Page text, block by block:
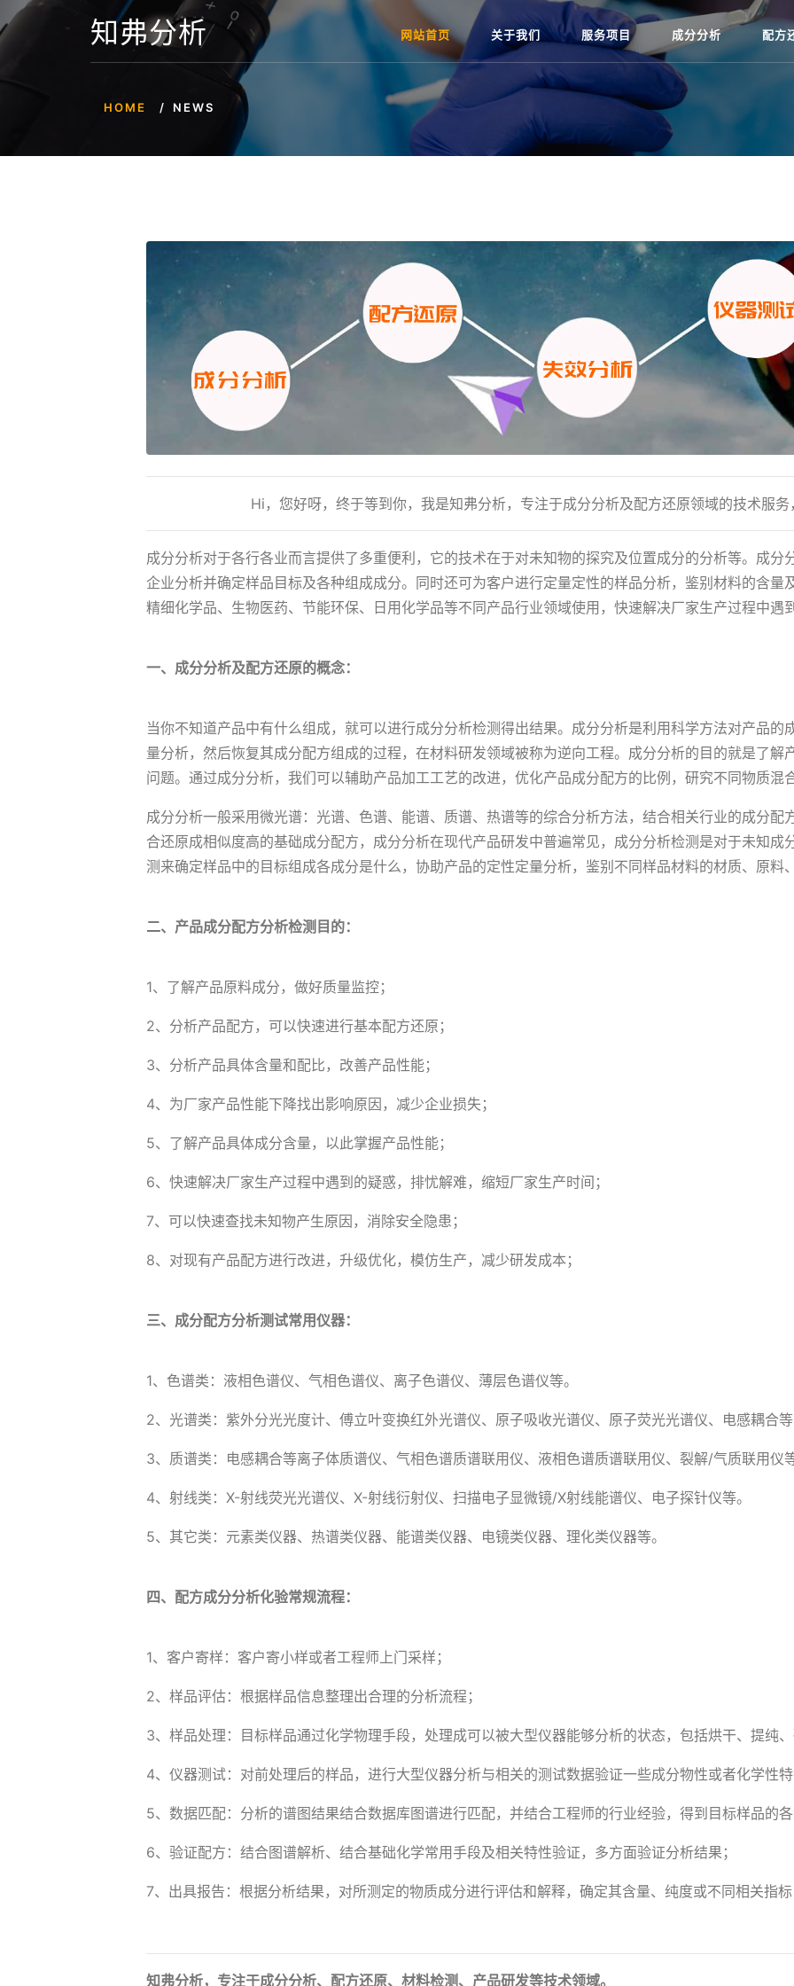
知弗分析 网站首页 关于我们 服务项目 成分分析 配方
HOME NEWS
Hi，您好呀，终于等到你，我是知弗分析，专注于成分分析及配方还原领域的技术服
成分分析对于各行各业而言提供了多重便利，它的技术在于对未知物的探究及位置成分的分析等。成分
企业分析并确定样品目标及各种组成成分。同时还可为客户进行定量定性的样品分析，鉴别材料的含量
精细化学品、生物医药、节能环保、日用化学品等不同产品行业领域使用，快速解决厂家生产过程中遇
一、成分分析及配方还原的概念：
当你不知道产品中有什么组成，就可以进行成分分析检测得出结果。成分分析是利用科学方法对产品的
量分析，然后恢复其成分配方组成的过程，在材料研发领域被称为逆向工程。成分分析的目的就是了解
问题。通过成分分析，我们可以辅助产品加工工艺的改进，优化产品成分配方的比例，研究不同物质混合
成分分析一般采用微光谱：光谱、色谱、能谱、质谱、热谱等的综合分析方法，结合相关行业的成分配
合还原成相似度高的基础成分配方，成分分析在现代产品研发中普遍常见，成分分析检测是对于未知成
测来确定样品中的目标组成各成分是什么，协助产品的定性定量分析，鉴别不同样品材料的材质、原料
二、产品成分配方分析检测目的：
1、了解产品原料成分，做好质量监控；
2、分析产品配方，可以快速进行基本配方还原；
3、分析产品具体含量和配比，改善产品性能；
4、为厂家产品性能下降找出影响原因，减少企业损失；
5、了解产品具体成分含量，以此掌握产品性能；
6、快速解决厂家生产过程中遇到的疑惑，排忧解难，缩短厂家生产时间；
7、可以快速查找未知物产生原因，消除安全隐患；
8、对现有产品配方进行改进，升级优化，模仿生产，减少研发成本；
三、成分配方分析测试常用仪器：
1、色谱类：液相色谱仪、气相色谱仪、离子色谱仪、薄层色谱仪等。
2、光谱类：紫外分光光度计、傅立叶变换红外光谱仪、原子吸收光谱仪、原子荧光光谱仪、电感耦合等
3、质谱类：电感耦合等离子体质谱仪、气相色谱质谱联用仪、液相色谱质谱联用仪、裂解/气质联用仪等
4、射线类：X-射线荧光光谱仪、X-射线衍射仪、扫描电子显微镜/X射线能谱仪、电子探针仪等。
5、其它类：元素类仪器、热谱类仪器、能谱类仪器、电镜类仪器、理化类仪器等。
四、配方成分分析化验常规流程：
1、客户寄样：客户寄小样或者工程师上门采样；
2、样品评估：根据样品信息整理出合理的分析流程；
3、样品处理：目标样品通过化学物理手段，处理成可以被大型仪器能够分析的状态，包括烘干、提纯
4、仪器测试：对前处理后的样品，进行大型仪器分析与相关的测试数据验证一些成分物性或者化学性特
5、数据匹配：分析的谱图结果结合数据库图谱进行匹配，并结合工程师的行业经验，得到目标样品的
6、验证配方：结合图谱解析、结合基础化学常用手段及相关特性验证，多方面验证分析结果；
7、出具报告：根据分析结果，对所测定的物质成分进行评估和解释，确定其含量、纯度或不同相关指标
知弗分析，专注于成分分析、配方还原、材料检测、产品研发等技术领域。